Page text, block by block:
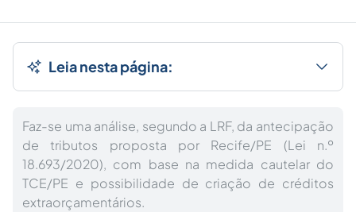
Leia nesta página:
Faz-se uma análise, segundo a LRF, da antecipação
de tributos proposta por Recife/PE (Lei n.º
18.693/2020), com base na medida cautelar do
TCE/PE e possibilidade de criação de créditos
extraorçamentários.